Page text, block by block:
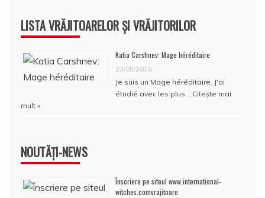
LISTA VRĂJITOARELOR ȘI VRĂJITORILOR
Katia Carshnev: Mage héréditaire
23/05/2016
Je suis un Mage héréditaire. J'ai
étudié avec les plus …Citește mai
mult »
NOUTĂȚI-NEWS
Înscriere pe siteul www.international-
witches.comvrajitoare